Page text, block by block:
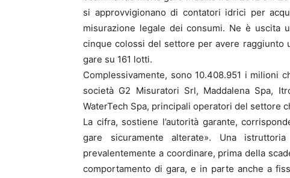
si approvvigionano di contatori idrici per
misurazione legale dei consumi. Ne è uscita
cinque colossi del settore per avere raggiunto
gare su 161 lotti.
Complessivamente, sono 10.408.951 i milioni
società G2 Misuratori Srl, Maddalena Spa,
WaterTech Spa, principali operatori del settore
La cifra, sostiene l’autorità garante,
gare sicuramente alterate». Una
prevalentemente a coordinare, prima della
comportamento di gara, e in parte anche a